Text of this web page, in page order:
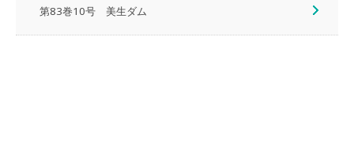
第83巻10号 美生ダム